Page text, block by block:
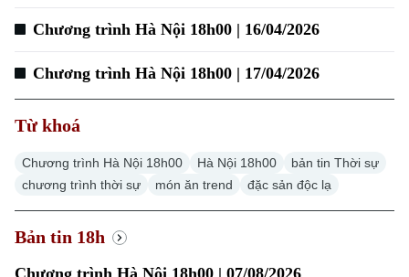
Chuyên mục
Thời sự
Hà Nội
Chính trị
Hà Nội
Tin tức
Chương trình Hà Nội 18h00 | 16/04/2026
Chương trình Hà Nội 18h00 | 17/04/2026
Từ khoá
Chương trình Hà Nội 18h00 Hà Nội 18h00
bản tin Thời sự
chương trình thời sự
món ăn trend đặc sản độc lạ
Bản tin 18h
Chương trình Hà Nội 18h00 | 07/08/2026